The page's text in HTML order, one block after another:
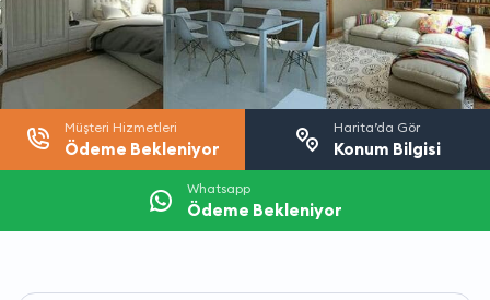
Müşteri Hizmetleri
Ödeme Bekleniyor
Harita’da Gör
Konum Bilgisi
Whatsapp
Ödeme Bekleniyor